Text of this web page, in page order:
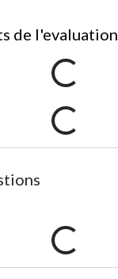
de l'evaluation